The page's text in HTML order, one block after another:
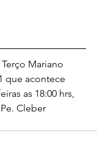
Mariano
que acontece
as 18:00 hrs,
Cleber